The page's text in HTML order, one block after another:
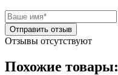
Отправить отзыв
Отзывы отсутствуют
Похожие товары: